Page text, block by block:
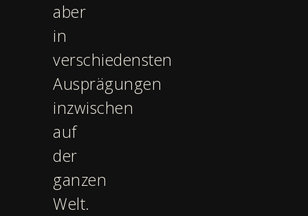
aber
in
verschiedensten
Ausprägungen
inzwischen
auf
der
ganzen
Welt.